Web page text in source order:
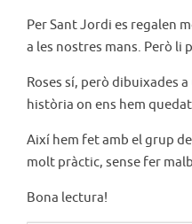
Per Sant Jordi es regalen
a les nostres mans. Però li
Roses sí, però dibuixades
història on ens hem
Així hem fet amb el grup
molt pràctic, sense fer
Bona lectura!